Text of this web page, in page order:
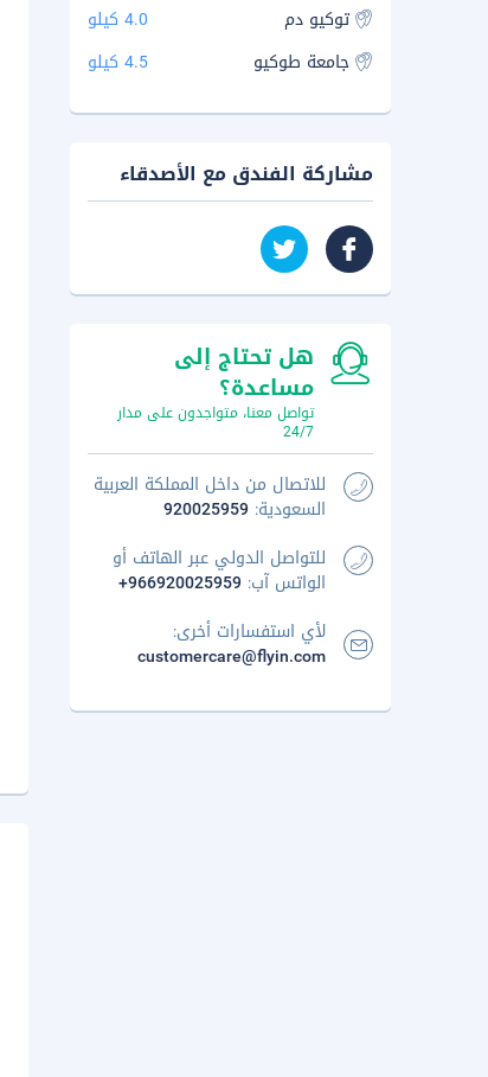
توکیو دم
4.0 كيلو
جامعة طوكيو
4.5 كيلو
مشاركة الفندق مع الأصدقاء
هل تحتاج إلى
مساعدة؟
تواصل معنا، متواجدون على مدار
24/7
للاتصال من داخل المملكة العربية
السعودية: 920025959
للتواصل الدولي عبر الهاتف أو
الواتس آب: +966920025959
لأي استفسارات أخرى:
customercare@flyin.com